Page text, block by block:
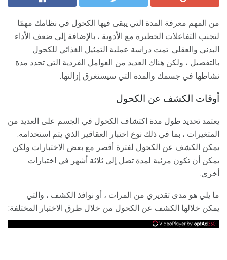
من المهم معرفة المدة التي يبقى فيها الكحول في نظامك مهمًا
لتجنب التفاعلات الخطيرة مع الأدوية ، بالإضافة إلى ضعف الأداء
البدني والعقلي. تمت دراسة عملية التمثيل الغذائي للكحول
بالتفصيل ، ولكن هناك العديد من العوامل الفردية التي تحدد مدة
نشاطها في جسمك والمدة التي سيستغرق إزالتها.
أوقات الكشف عن الكحول
يعتمد تحديد طول مدة اكتشاف الكحول في الجسم على العديد من
المتغيرات ، بما في ذلك نوع اختبار العقاقير الذي يتم استخدامه.
يمكن الكشف عن الكحول لفترة أقصر مع بعض الاختبارات ولكن
يمكن أن تكون مرئية لمدة تصل إلى ثلاثة أشهر في اختبارات
أخرى.
ما يلي هو مدى تقديري من المرات ، أو نوافذ الكشف ، والتي
يمكن خلالها الكشف عن الكحول من خلال طرق الاختبار المختلفة: